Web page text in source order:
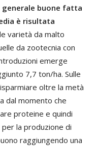
buone fatta
è risultata
varietà da malto
da zootecnia con
emerge
7,7 ton/ha. Sulle
oltre la metà
dal momento che
proteine e quindi
la produzione di
raggiungendo una